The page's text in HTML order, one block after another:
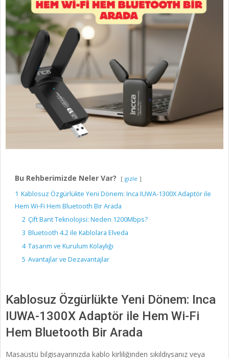
Bu Rehberimizde Neler Var? gizle
1 Kablosuz Özgürlükte Yeni Dönem: Inca IUWA-1300X Adaptör ile
Hem Wi-Fi Hem Bluetooth Bir Arada
2 Çift Bant Teknolojisi: Neden 1200Mbps?
3 Bluetooth 4.2 ile Kablolara Elveda
4 Tasarım ve Kurulum Kolaylığı
5 Avantajlar ve Dezavantajlar
Kablosuz Özgürlükte Yeni Dönem: Inca
IUWA-1300X Adaptör ile Hem Wi-Fi
Hem Bluetooth Bir Arada
Masaüstü bilgisayarınızda kablo kirliliğinden sıkıldıysanız veya